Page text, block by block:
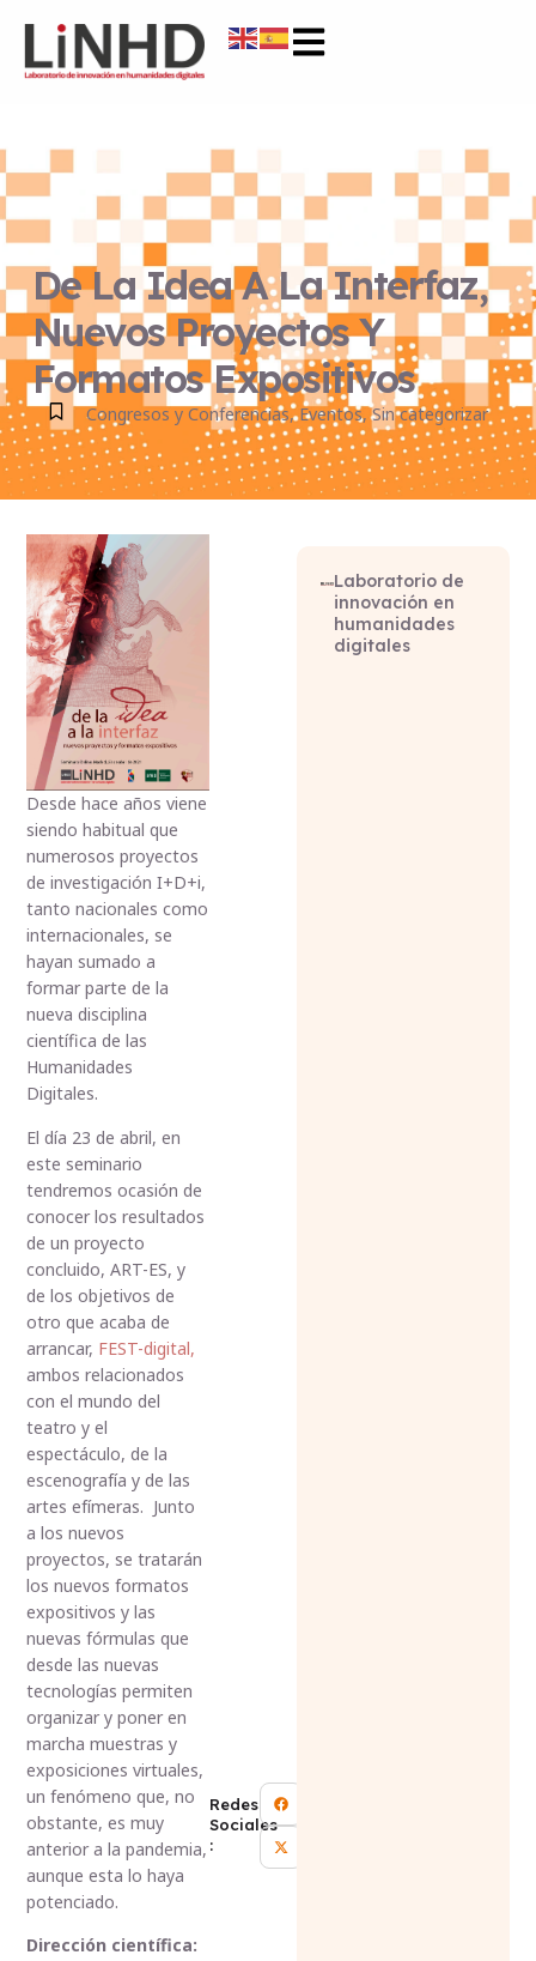
De La Idea A La Interfaz,
Nuevos Proyectos Y
Formatos Expositivos
Congresos y Conferencias, Eventos, Sin categorizar
Desde hace años viene
siendo habitual que
numerosos proyectos
de investigación I+D+i,
tanto nacionales como
internacionales, se
hayan sumado a
formar parte de la
nueva disciplina
científica de las
Humanidades
Digitales.
El día 23 de abril, en
este seminario
tendremos ocasión de
conocer los resultados
de un proyecto
concluido, ART-ES, y
de los objetivos de
otro que acaba de
arrancar, FEST-digital,
ambos relacionados
con el mundo del
teatro y el
espectáculo, de la
escenografía y de las
artes efímeras. Junto
a los nuevos
proyectos, se tratarán
los nuevos formatos
expositivos y las
nuevas fórmulas que
desde las nuevas
tecnologías permiten
organizar y poner en
marcha muestras y
exposiciones virtuales,
un fenómeno que, no
obstante, es muy
anterior a la pandemia,
aunque esta lo haya
potenciado.
Dirección científica:
Redes
Sociales
:
Laboratorio de
innovación en
humanidades
digitales